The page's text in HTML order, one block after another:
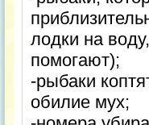
лодки на
помогают);
-рыбаки
обилие мух;